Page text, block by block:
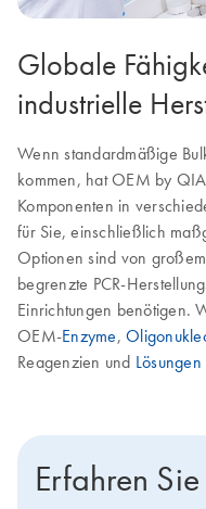
Globale
industrielle
Wenn standardmäßige
kommen, hat OEM by
Komponenten in
für Sie, einschließlich
Optionen sind von
begrenzte PCR-
Einrichtungen benötigen.
OEM-Enzyme,
Reagenzien und
Erfahren